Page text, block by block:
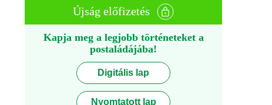
Újság előfizetés
Kapja meg a legjobb történeteket a
postaládájába!
Digitális lap
Nyomtatott lap